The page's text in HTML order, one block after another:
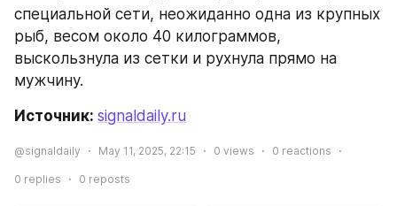
специальной сети, неожиданно одна из крупных
рыб, весом около 40 килограммов,
выскользнула из сетки и рухнула прямо на
мужчину.
Источник: signaldaily.ru
@signaldaily May 11, 2025, 22:15 0 views 0 reactions
0 replies 0 reposts